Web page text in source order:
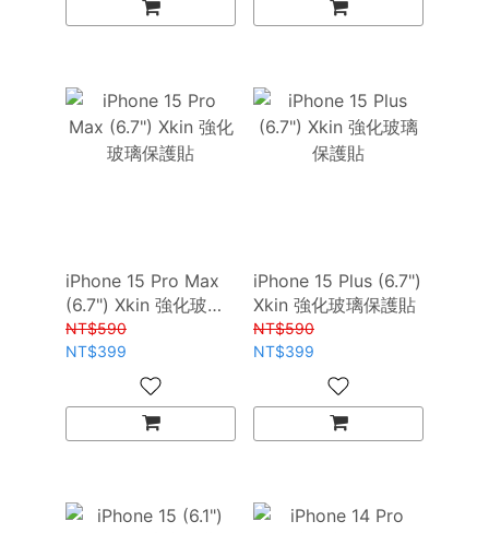
iPhone 15 Pro Max
(6.7") Xkin 強化玻璃
保護貼
NT$590
NT$399
iPhone 15 Plus (6.7")
Xkin 強化玻璃保護貼
NT$590
NT$399